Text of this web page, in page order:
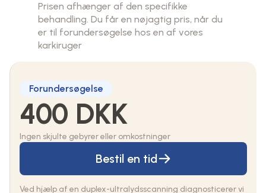
Prisen afhænger af den specifikke
behandling. Du får en nøjagtig pris, når du
er til forundersøgelse hos en af vores
karkiruger
Forundersøgelse
400 DKK
Ingen skjulte gebyrer eller omkostninger
Bestil en tid
Ved hjælp af en duplex-ultralydsscanning diagnosticerer vi